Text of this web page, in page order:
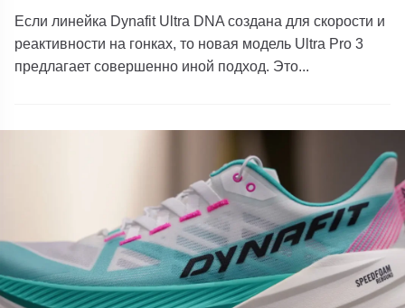
Если линейка Dynafit Ultra DNA создана для скорости и
реактивности на гонках, то новая модель Ultra Pro 3
предлагает совершенно иной подход. Это...